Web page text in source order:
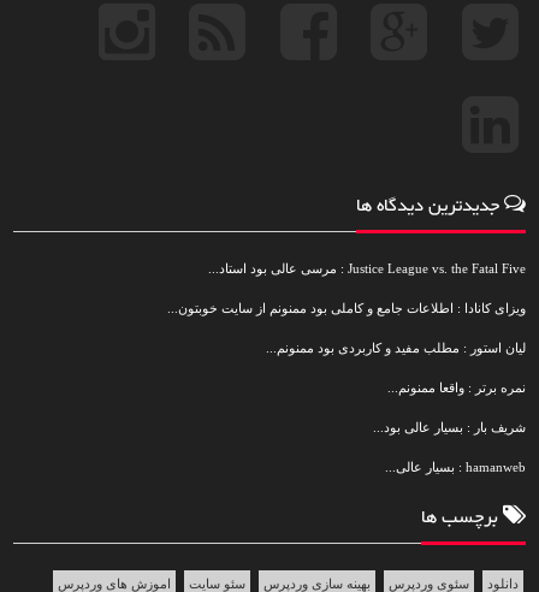
جدیدترین دیدگاه ها
Justice League vs. the Fatal Five : مرسی عالی بود استاد...
ویزای کانادا : اطلاعات جامع و کاملی بود ممنونم از سایت خوبتون...
لیان استور : مطلب مفید و کاربردی بود ممنونم...
نمره برتر : واقعا ممنونم...
شریف بار : بسیار عالی بود...
hamanweb : بسیار عالی...
برچسب ها
دانلود سئوی وردپرس بهینه سازی وردپرس سئو سایت اموزش های وردپرس